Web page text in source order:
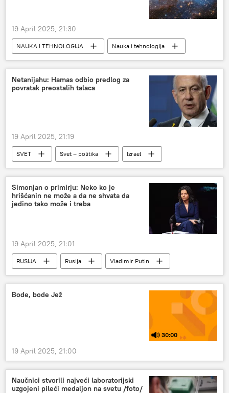
19 April 2025, 21:30
NAUKA I TEHNOLOGIJA
Nauka i tehnologija
Svemir
galaksija
Habl
teleskop
Društvo
Netanijahu: Hamas odbio predlog za
povratak preostalih talaca
19 April 2025, 21:19
SVET Svet – politika Izrael
Simonjan o primirju: Neko ko je
hrišćanin ne može a da ne shvata da
jedino tako može i treba
19 April 2025, 21:01
RUSIJA Rusija
Vladimir Putin
primirje
Margarita Simonjan
Bode, bode Jež
30:00
19 April 2025, 21:00
Naučnici stvorili najveći laboratorijski
uzgojeni pileći medaljon na svetu /foto/